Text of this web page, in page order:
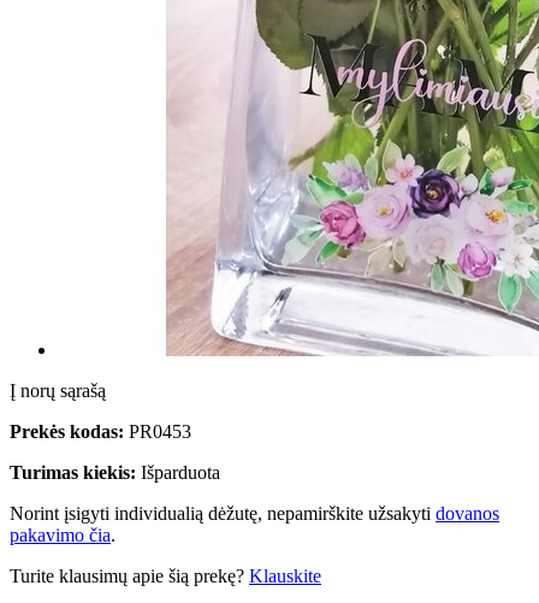
Į norų sąrašą
Prekės kodas: PR0453
Turimas kiekis: Išparduota
Norint įsigyti individualią dėžutę, nepamirškite užsakyti dovanos
pakavimo čia.
Turite klausimų apie šią prekę? Klauskite